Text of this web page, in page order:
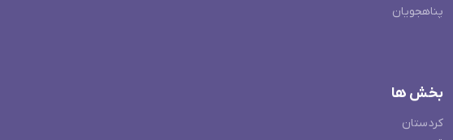
پناهجویان
بخش ها
کردستان